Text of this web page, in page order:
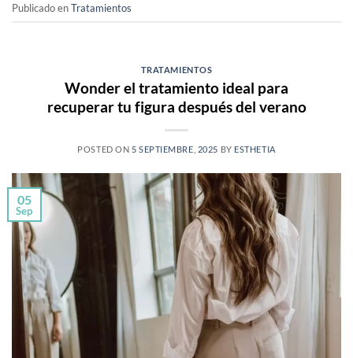
Publicado enTratamientos
TRATAMIENTOS
Wonder el tratamiento ideal para
recuperar tu figura después del verano
POSTED ON 5 SEPTIEMBRE, 2025 BY ESTHETIA
05
Sep